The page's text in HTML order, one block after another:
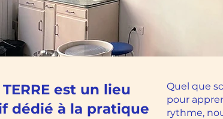
est un lieu
dédié à la pratique
Quel que
pour
rythme,